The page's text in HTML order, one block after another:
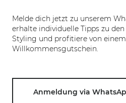
Melde dich jetzt zu unserem
erhalte individuelle Tipps zu
Styling und profitiere von
Willkommensgutschein.
Anmeldung via